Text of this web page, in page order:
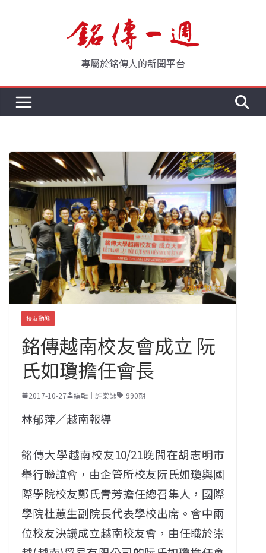
專屬於銘傳人的新聞平台
校友動態
銘傳越南校友會成立 阮
氏如瓊擔任會長
2017-10-27 編輯｜許棠詠 990期
林郁萍／越南報導
銘傳大學越南校友10/21晚間在胡志明市
舉行聯誼會，由企管所校友阮氏如瓊與國
際學院校友鄭氏青芳擔任總召集人，國際
學院杜蕙生副院長代表學校出席。會中兩
位校友決議成立越南校友會，由任職於崇